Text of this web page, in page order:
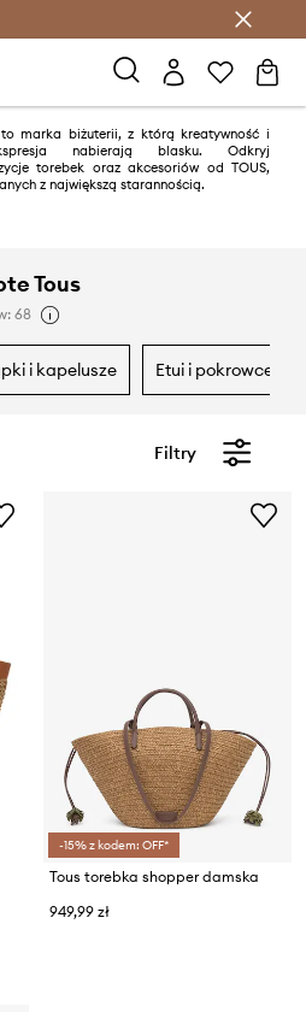
z Answear Club >
to marka biżuterii, z którą kreatywność i
nabierają blasku. Odkryj
torebek oraz akcesoriów od TOUS,
z największą starannością.
Tous
68
i kapelusze etui i pokrowce
Filtry
-15% z kodem: OFF*
Tous torebka shopper damska
949,99 zł